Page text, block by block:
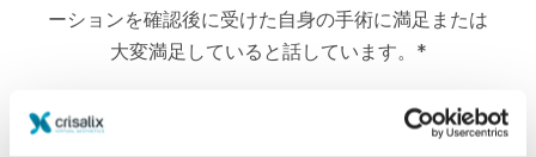
ーションを確認後に受けた自身の手術に満足または
大変満足していると話しています。*
*オンラインで行われた5月2010年と9月2011年の間に豊胸の手術